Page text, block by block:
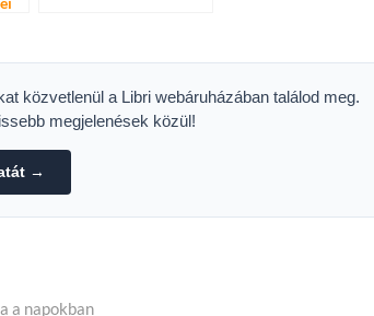
közvetlenül a Libri webáruházában találod meg.
megjelenések közül!
→
a napokban